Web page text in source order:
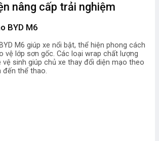
nâng cấp trải nghiệm
BYD M6
M6 giúp xe nổi bật, thể hiện phong cách
vệ lớp sơn gốc. Các loại wrap chất lượng
vệ sinh giúp chủ xe thay đổi diện mạo theo
đến thể thao.